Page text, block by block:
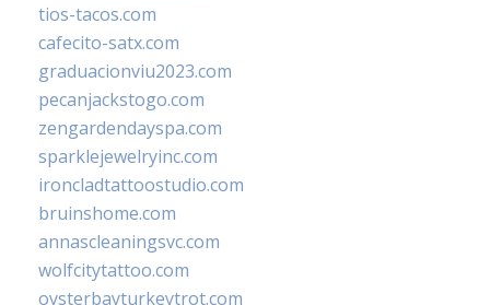
tios-tacos.com
cafecito-satx.com
graduacionviu2023.com
pecanjackstogo.com
zengardendayspa.com
sparklejewelryinc.com
ironcladtattoostudio.com
bruinshome.com
annascleaningsvc.com
wolfcitytattoo.com
oysterbayturkeytrot.com